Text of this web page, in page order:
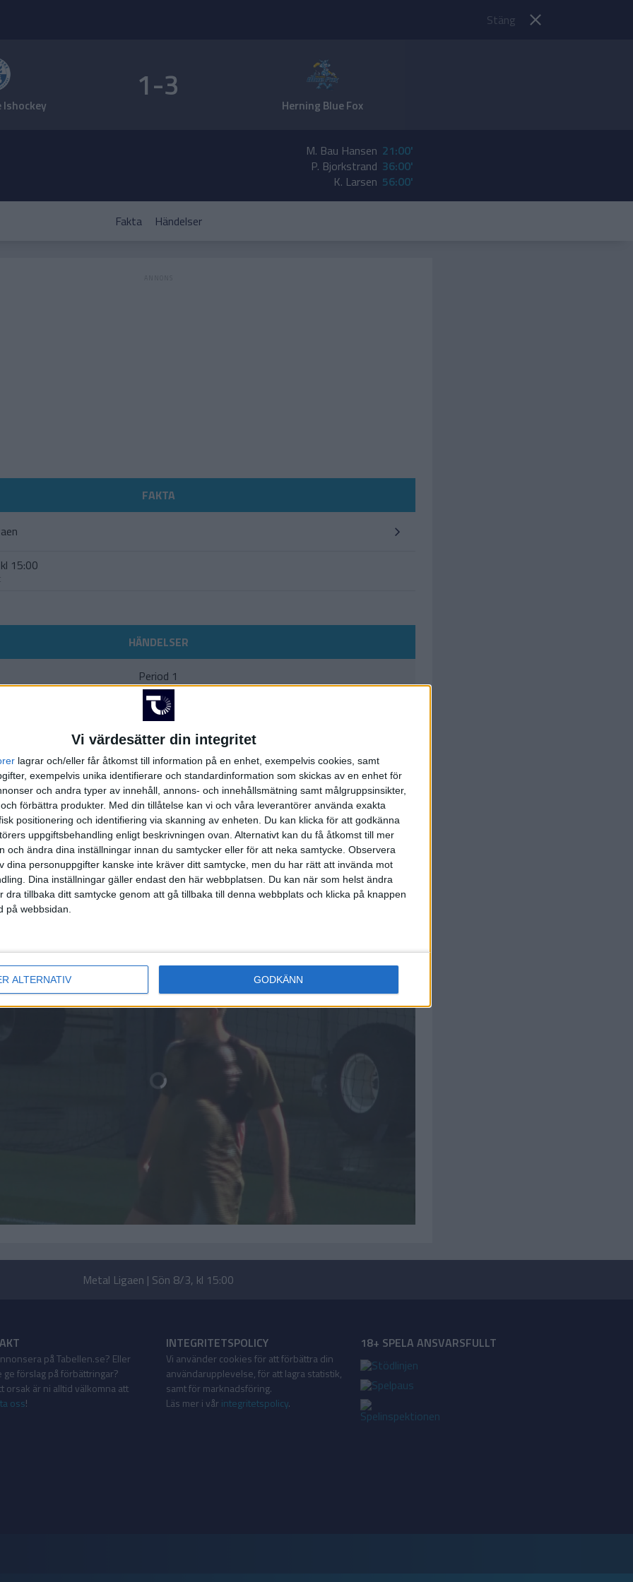
Vi värdesätter din integritet
lagrar och/eller får åtkomst till information på en enhet, exempelvis cookies, samt
exempelvis unika identifierare och standardinformation som skickas av en enhet för
och andra typer av innehåll, annons- och innehållsmätning samt målgruppsinsikter,
förbättra produkter. Med din tillåtelse kan vi och våra leverantörer använda exakta
positionering och identifiering via skanning av enheten. Du kan klicka för att godkänna
uppgiftsbehandling enligt beskrivningen ovan. Alternativt kan du få åtkomst till mer
och ändra dina inställningar innan du samtycker eller för att neka samtycke. Observera
dina personuppgifter kanske inte kräver ditt samtycke, men du har rätt att invända mot
Dina inställningar gäller endast den här webbplatsen. Du kan när som helst ändra
dra tillbaka ditt samtycke genom att gå tillbaka till denna webbplats och klicka på knappen
på webbsidan.
ALTERNATIV GODKÄNN
Stäng
1-3 Herning Blue Fox
M. Bau Hansen 21:00'
P. Bjorkstrand 36:00'
K. Larsen 56:00'
Fakta Händelser
FAKTA
15:00
HÄNDELSER
Period 1
A. Grossmann)
Period 2
M. Bau Hansen
(ass.K. Larsen ,M. Poulsen) 21:00
P. Bjorkstrand
(ass.T. Amorosa ,M. Poulsen) 36:00
Period 3
K. Larsen
,K. Maksimovich
Metal Ligaen | Sön 8/3, kl 15:00
på Tabellen.se? Eller
ge förslag på förbättringar?
orsak är ni alltid välkomna att
oss!
INTEGRITETSPOLICY
Vi använder cookies för att förbättra din
användarupplevelse, för att lagra statistik,
samt för marknadsföring.
Läs mer i vår integritetspolicy.
18+ SPELA ANSVARSFULLT